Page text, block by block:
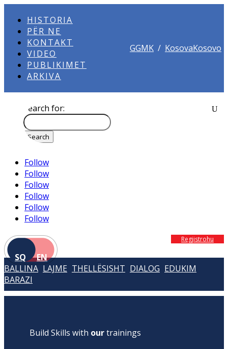
HISTORIA
PËR NE
KONTAKT
VIDEO
PUBLIKIMET
ARKIVA
GGMK / KosovaKosovo
Search for:
Follow
Follow
Follow
Follow
Follow
Follow
SQ EN
Regjistrohu
BALLINA LAJME THELLËSISHT DIALOG EDUKIM
BARAZI
Build Skills with ourtrainings